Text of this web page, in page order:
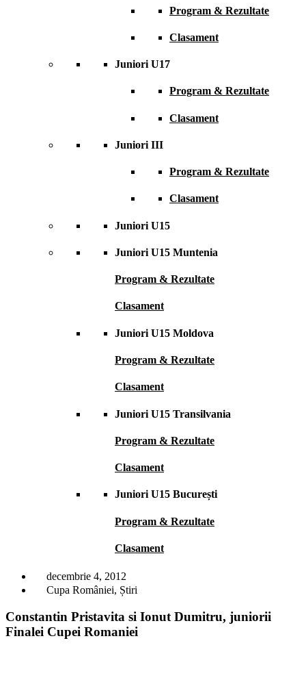
Program & Rezultate
Clasament
Juniori U17
Program & Rezultate
Clasament
Juniori III
Program & Rezultate
Clasament
Juniori U15
Juniori U15 Muntenia
Program & Rezultate
Clasament
Juniori U15 Moldova
Program & Rezultate
Clasament
Juniori U15 Transilvania
Program & Rezultate
Clasament
Juniori U15 București
Program & Rezultate
Clasament
decembrie 4, 2012
Cupa României, Știri
Constantin Pristavita si Ionut Dumitru, juniorii
Finalei Cupei Romaniei